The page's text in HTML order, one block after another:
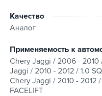
Качество
Аналог
Применяемость к
Chery Jaggi / 2006 -
Jaggi / 2010 - 2012 / 1.0
Chery Jaggi / 2010 - 2012
FACELIFT